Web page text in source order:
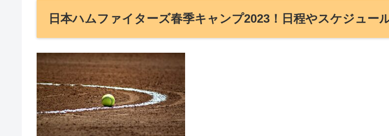
日本ハムファイターズ春季キャンプ2023！日程やスケジュー